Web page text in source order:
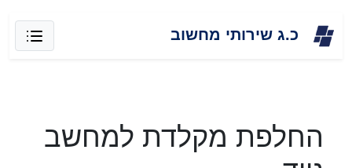
כ.ג שירותי מחשוב
החלפת מקלדת למחשב